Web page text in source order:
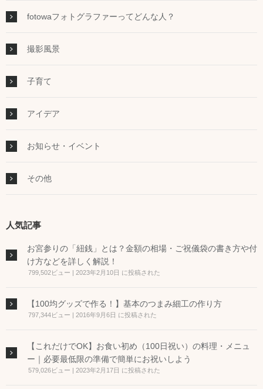
fotowaフォトグラファーってどんな人？
撮影風景
子育て
アイデア
お知らせ・イベント
その他
人気記事
お宮参りの「紐銭」とは？金額の相場・ご祝儀袋の書き方や付
け方などを詳しく解説！
799,502ビュー | 2023年2月10日 に投稿された
【100均グッズで作る！】基本のつまみ細工の作り方
797,344ビュー | 2016年9月6日 に投稿された
【これだけでOK】お食い初め（100日祝い）の料理・メニュ
ー｜必要最低限の準備で簡単にお祝いしよう
579,026ビュー | 2023年2月17日 に投稿された